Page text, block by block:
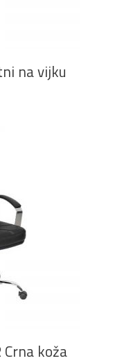
na vijku
Crna koža